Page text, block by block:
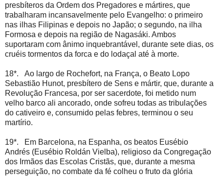
presbíteros da Ordem dos Pregadores e mártires, que
trabalharam incansavelmente pelo Evangelho: o primeiro
nas ilhas Filipinas e depois no Japão; o segundo, na ilha
Formosa e depois na região de Nagasáki. Ambos
suportaram com ânimo inquebrantável, durante sete dias, os
cruéis tormentos da forca e do lodaçal até à morte.
18*. Ao largo de Rochefort, na França, o Beato Lopo
Sebastião Hunot, presbítero de Sens e mártir, que, durante a
Revolução Francesa, por ser sacerdote, foi metido num
velho barco ali ancorado, onde sofreu todas as tribulações
do cativeiro e, consumido pelas febres, terminou o seu
martírio.
19*. Em Barcelona, na Espanha, os beatos Eusébio
Andrés (Eusébio Roldán Vielba), religioso da Congregação
dos Irmãos das Escolas Cristãs, que, durante a mesma
perseguição, no combate da fé colheu o fruto da glória